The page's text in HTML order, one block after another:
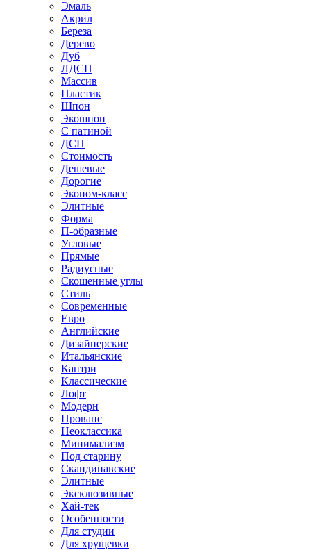
Эмаль
Акрил
Береза
Дерево
Дуб
ЛДСП
Массив
Пластик
Шпон
Экошпон
С патиной
ДСП
Стоимость
Дешевые
Дорогие
Эконом-класс
Элитные
Форма
П-образные
Угловые
Прямые
Радиусные
Скошенные углы
Стиль
Современные
Евро
Английские
Дизайнерские
Итальянские
Кантри
Классические
Лофт
Модерн
Прованс
Неоклассика
Минимализм
Под старину
Скандинавские
Элитные
Эксклюзивные
Хай-тек
Особенности
Для студии
Для хрущевки